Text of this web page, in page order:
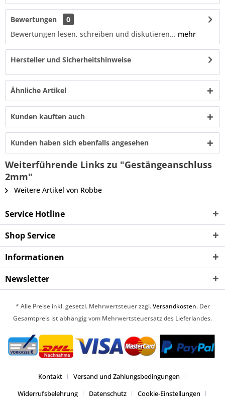
Bewertungen
0
Bewertungen lesen, schreiben und diskutieren... mehr
Hersteller und Sicherheitshinweise
Ähnliche Artikel
Kunden kauften auch
Kunden haben sich ebenfalls angesehen
Weiterführende Links zu "Gestängeanschluss
2mm"
Weitere Artikel von Robbe
Service Hotline
Shop Service
Informationen
Newsletter
* Alle Preise inkl. gesetzl. Mehrwertsteuer zzgl.Versandkosten. Der
Gesamtpreis ist abhängig vom Mehrwertsteuersatz des Lieferlandes.
Kontakt
Versand und Zahlungsbedingungen
Widerrufsbelehrung
Datenschutz Cookie-Einstellungen